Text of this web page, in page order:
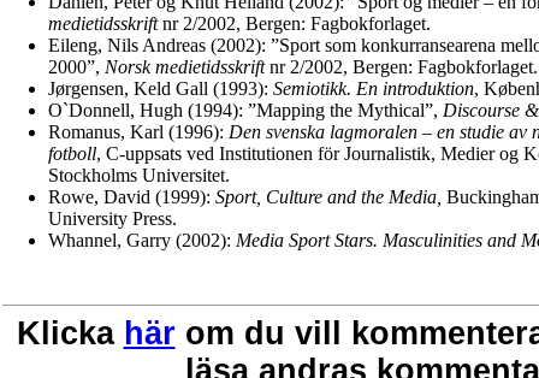
medietidsskriftnr 2/2002, Bergen: Fagbokforlaget.
Eileng, Nils Andreas (2002): ”Sport som konkurransearena
2000”, Norsk medietidsskriftnr 2/2002, Bergen: Fagbokforlaget.
Jørgensen, Keld Gall (1993): Semiotikk. En introduktion,
O`Donnell, Hugh (1994): ”Mapping the Mythical”, Discourse
Romanus, Karl (1996): Den svenska lagmoralen – en studie av
fotboll, C-uppsats ved Institutionen för Journalistik, Medier og
Stockholms Universitet.
Rowe, David (1999): Sport, Culture and the Media,
University Press.
Whannel, Garry (2002): Media Sport Stars. Masculinities and
Klicka härom du vill
läsa andras